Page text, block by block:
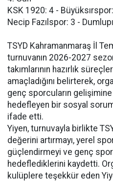
KSK 1920: 4 -
Necip Fazılspor: 3 -
TSYD Kahramanmaraş İl
turnuvanın 2026-2027
takımlarının hazırlık
amaçladığını belirterek,
genç sporcuların
hedefleyen bir sosyal
ifade etti.
Yiyen, turnuvayla birlikte
değerini artırmayı, yerel
güçlendirmeyi ve genç
hedeflediklerini kaydetti.
kulüplere teşekkür eden